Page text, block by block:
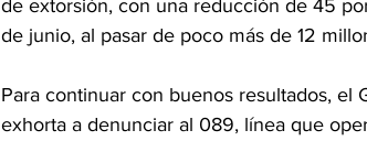
de extorsión, con una reducción de 45
de junio, al pasar de poco más de 12
Para continuar con buenos resultados, el
exhorta a denunciar al 089, línea que